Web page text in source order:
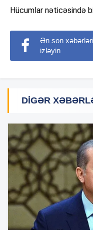
Hücumlar nəticəsində
Ən son
izləyin
DIGƏR